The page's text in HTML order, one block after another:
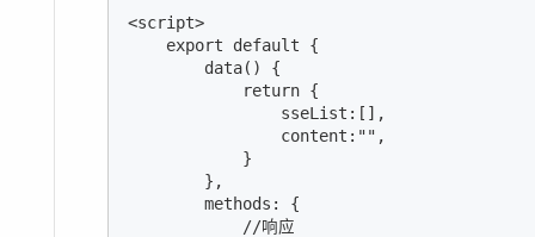
<script>
    export default {
        data() {
            return {
                sseList:[],
                content:"",
            }
        },
        methods: {
            //响应